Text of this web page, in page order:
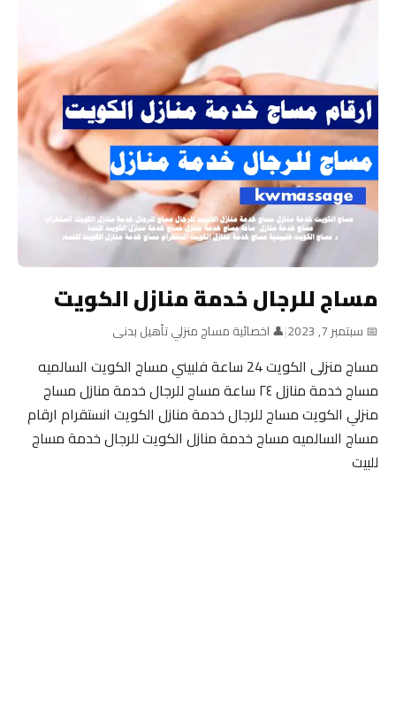
مساج للرجال خدمة منازل الكويت
📅 سبتمبر 7, 2023 |👤 اخصائية مساج منزلي تأهيل بدنى
مساج منزلى الكويت 24 ساعة فلبيني مساج الكويت السالميه
مساج خدمة منازل ٢٤ ساعة مساج للرجال خدمة منازل مساج
منزلي الكويت مساج للرجال خدمة منازل الكويت انستقرام ارقام
مساج السالميه مساج خدمة منازل الكويت للرجال خدمة مساج
للبيت